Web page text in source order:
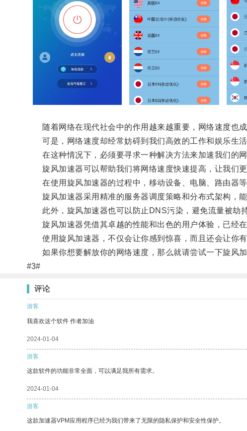
随着网络在现代社会中的作用越来越重要，网络速度也成
可是，网络速度却经常妨碍到我们高效的工作和娱乐生活
在这种情况下，必须要寻求一种解决方法来加速我们的网
旋风加速器可以帮助我们将网络速度快速提高，让我们更
在使用旋风加速器的过程中，移动设备、电脑、路由器等
旋风加速器采用精准的服务器调度策略和分布式架构，能
此外，旋风加速器也可以防止DNS污染，避免流量被劫持
旋风加速器凭借其卓越的性能和出色的用户体验，已经在
使用旋风加速器，不仅会让你感到惊喜，而且还会让你有
如果你想要解放你的网络速度，那么就请尝试一下旋风加
#3#
评论
游客
我喜欢这个软件 作者加油
2024-01-04
游客
这款软件的功能非常全面，可以满足我所有需求。
2024-01-04
游客
这款加速器VPM应用程序已经为我们带来了无限的隐私保护和安全性保护。